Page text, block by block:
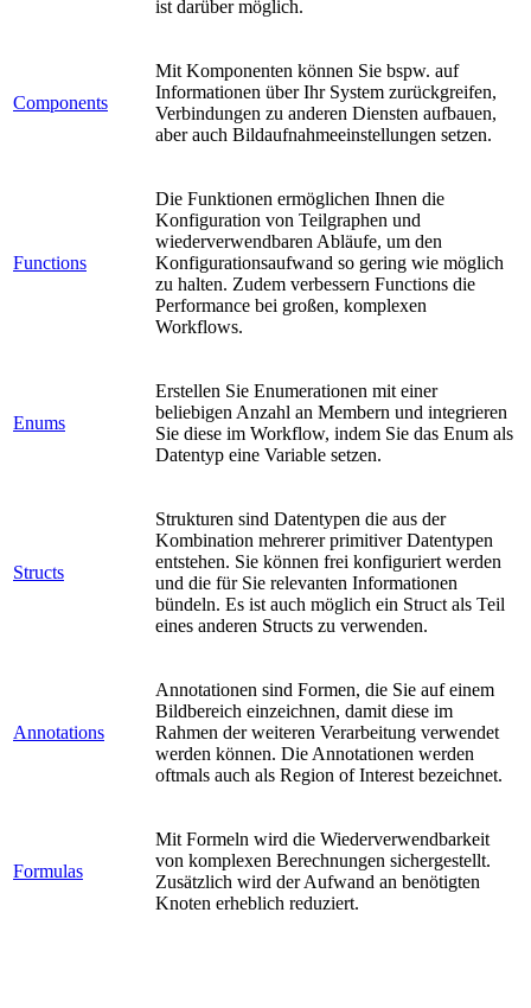
ist darüber möglich.
Components
Mit Komponenten können Sie bspw. auf
Informationen über Ihr System zurückgreifen,
Verbindungen zu anderen Diensten aufbauen,
aber auch Bildaufnahmeeinstellungen setzen.
Functions
Die Funktionen ermöglichen Ihnen die
Konfiguration von Teilgraphen und
wiederverwendbaren Abläufe, um den
Konfigurationsaufwand so gering wie möglich
zu halten. Zudem verbessern Functions die
Performance bei großen, komplexen
Workflows.
Enums
Erstellen Sie Enumerationen mit einer
beliebigen Anzahl an Membern und integrieren
Sie diese im Workflow, indem Sie das Enum als
Datentyp eine Variable setzen.
Structs
Strukturen sind Datentypen die aus der
Kombination mehrerer primitiver Datentypen
entstehen. Sie können frei konfiguriert werden
und die für Sie relevanten Informationen
bündeln. Es ist auch möglich ein Struct als Teil
eines anderen Structs zu verwenden.
Annotations
Annotationen sind Formen, die Sie auf einem
Bildbereich einzeichnen, damit diese im
Rahmen der weiteren Verarbeitung verwendet
werden können. Die Annotationen werden
oftmals auch als Region of Interest bezeichnet.
Formulas
Mit Formeln wird die Wiederverwendbarkeit
von komplexen Berechnungen sichergestellt.
Zusätzlich wird der Aufwand an benötigten
Knoten erheblich reduziert.